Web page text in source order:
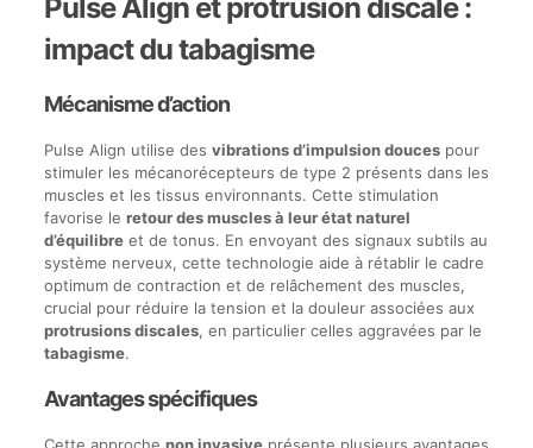
Pulse Align et protrusion discale :
impact du tabagisme
Mécanisme d’action
Pulse Align utilise des vibrations d’impulsion doucespour
stimuler les mécanorécepteurs de type 2 présents dans les
muscles et les tissus environnants. Cette stimulation
favorise le retour des muscles à leur état naturel
d’équilibreet de tonus. En envoyant des signaux subtils au
système nerveux, cette technologie aide à rétablir le cadre
optimum de contraction et de relâchement des muscles,
crucial pour réduire la tension et la douleur associées aux
protrusions discales, en particulier celles aggravées par le
tabagisme.
Avantages spécifiques
Cette approche non invasiveprésente plusieurs avantages